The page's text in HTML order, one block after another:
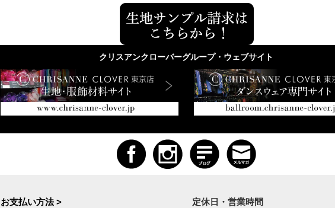
クリスアンクローバーグループ・ウェブサイト
お支払い方法 > 定休日・営業時間